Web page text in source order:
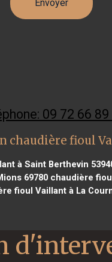
09 72 66 89
chaudière fioul
à Saint Berthevin
69780chaudière
fioul Vaillant à La